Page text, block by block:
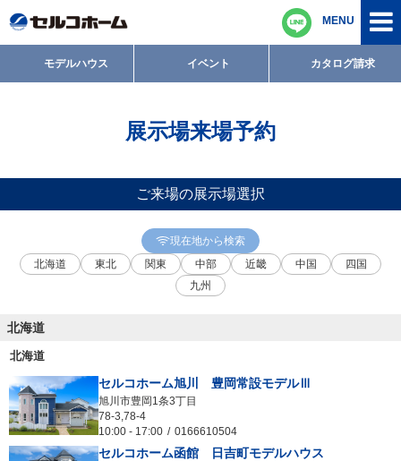
MENU
モデルハウス イベント カタログ請求
展示場来場予約
ご来場の展示場選択
現在地から検索
北海道
東北 関東 中部 近畿 中国
四国
九州
北海道
北海道
セルコホーム旭川 豊岡常設モデルⅢ
旭川市豊岡1条3丁目
78-3,78-4
10:00 - 17:00 0166610504
セルコホーム函館 日吉町モデルハウス